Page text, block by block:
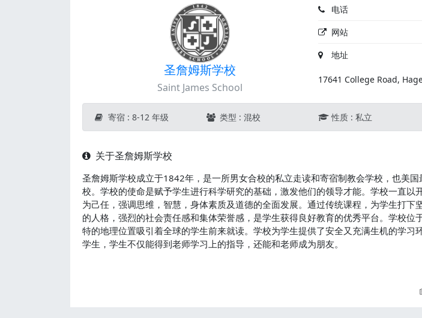
圣詹姆斯学校
Saint James School
电话
网站
地址
17641 College Road,
寄宿 : 8-12 年级 类型 : 混校 性质 : 私立
关于圣詹姆斯学校
圣詹姆斯学校成立于1842年，是一所男女合校的私立走读和寄宿制教会学校，也美
校。学校的使命是赋予学生进行科学研究的基础，激发他们的领导才能。学校一直以
为己任，强调思维，智慧，身体素质及道德的全面发展。通过传统课程，为学生打下
的人格，强烈的社会责任感和集体荣誉感，是学生获得良好教育的优秀平台。学校位
特的地理位置吸引着全球的学生前来就读。学校为学生提供了安全又充满生机的学习
学生，学生不仅能得到老师学习上的指导，还能和老师成为朋友。